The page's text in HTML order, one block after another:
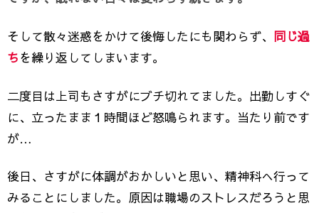
そして散々迷惑をかけて後悔したにも関わらず、 同じ過
ちを繰り返してしまいます。
二度目は上司もさすがにブチ切れてました。出勤しすぐ
に、立ったまま１時間ほど怒鳴られます。当たり前です
が…
後日、さすがに体調がおかしいと思い、精神科へ行って
みることにしました。原因は職場のストレスだろうと思